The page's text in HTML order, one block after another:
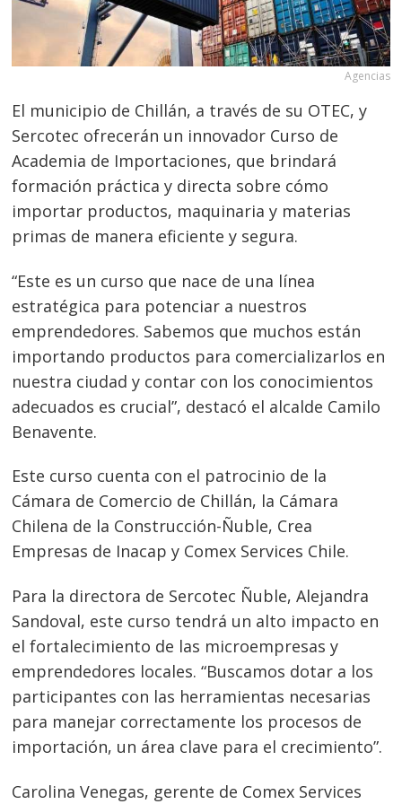
Agencias
El municipio de Chillán, a través de su OTEC, y
Sercotec ofrecerán un innovador Curso de
Academia de Importaciones, que brindará
formación práctica y directa sobre cómo
importar productos, maquinaria y materias
primas de manera eficiente y segura.
“Este es un curso que nace de una línea
estratégica para potenciar a nuestros
emprendedores. Sabemos que muchos están
importando productos para comercializarlos en
nuestra ciudad y contar con los conocimientos
adecuados es crucial”, destacó el alcalde Camilo
Benavente.
Este curso cuenta con el patrocinio de la
Cámara de Comercio de Chillán, la Cámara
Chilena de la Construcción-Ñuble, Crea
Empresas de Inacap y Comex Services Chile.
Para la directora de Sercotec Ñuble, Alejandra
Sandoval, este curso tendrá un alto impacto en
el fortalecimiento de las microempresas y
emprendedores locales. “Buscamos dotar a los
participantes con las herramientas necesarias
para manejar correctamente los procesos de
importación, un área clave para el crecimiento”.
Carolina Venegas, gerente de Comex Services